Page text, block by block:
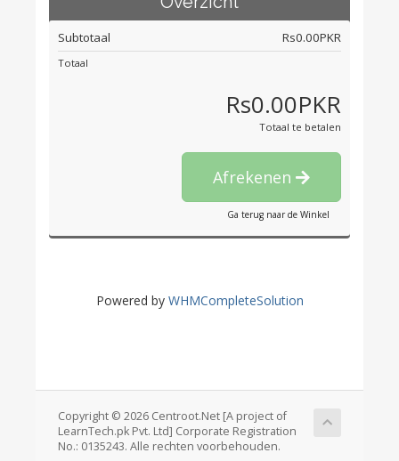
Subtotaal Rs0.00PKR
Totaal
Rs0.00PKR
Totaal te betalen
Afrekenen
Ga terug naar de Winkel
Powered by WHMCompleteSolution
Copyright © 2026 Centroot.Net [A project of
LearnTech.pk Pvt. Ltd] Corporate Registration
No.: 0135243. Alle rechten voorbehouden.